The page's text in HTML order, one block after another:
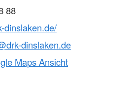
88
dinslaken.de/
dinslaken.de
Maps Ansicht